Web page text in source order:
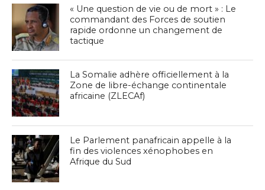
« Une question de vie ou de mort » : Le
commandant des Forces de soutien
rapide ordonne un changement de
tactique
La Somalie adhère officiellement à la
Zone de libre-échange continentale
africaine (ZLECAf)
Le Parlement panafricain appelle à la
fin des violences xénophobes en
Afrique du Sud